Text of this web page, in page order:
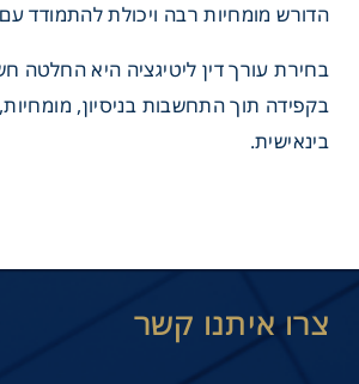
הדורש מומחיות רבה ויכולת להתמודד
בחירת עורך דין ליטיגציה היא החלטה
בקפידה תוך התחשבות בניסיון, מומחיות,
בינאישית.